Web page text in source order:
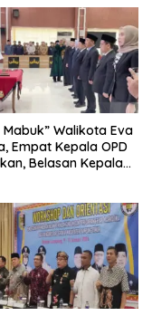
Mabuk” Walikota Eva
Empat Kepala OPD
Belasan Kepala